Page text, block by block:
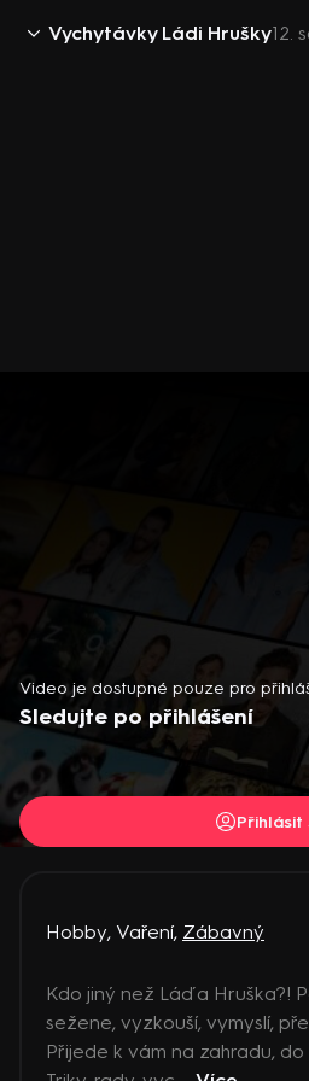
Vychytávky Ládi Hrušky
Video je dostupné pouze pro
Sledujte po přihlášení
Přihlásit
Hobby, Vaření, Zábavný
Kdo jiný než Láďa Hruška?!
sežene, vyzkouší, vymyslí,
Přijede k vám na zahradu,